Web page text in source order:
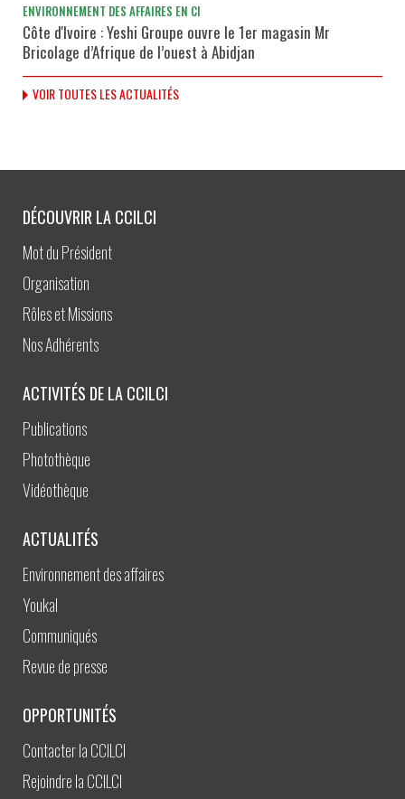
ENVIRONNEMENT DES AFFAIRES EN CI
Côte d'Ivoire : Yeshi Groupe ouvre le 1er magasin Mr
Bricolage d’Afrique de l’ouest à Abidjan
VOIR TOUTES LES ACTUALITÉS
DÉCOUVRIR LA CCILCI
Mot du Président
Organisation
Rôles et Missions
Nos Adhérents
ACTIVITÉS DE LA CCILCI
Publications
Photothèque
Vidéothèque
ACTUALITÉS
Environnement des affaires
Youkal
Communiqués
Revue de presse
OPPORTUNITÉS
Contacter la CCILCI
Rejoindre la CCILCI